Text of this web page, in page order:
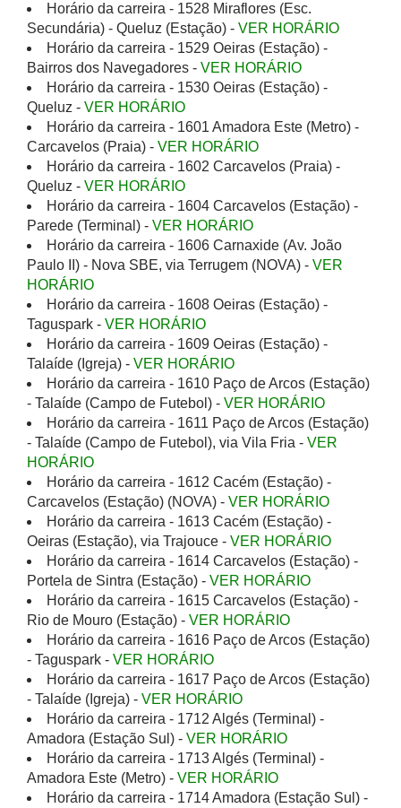
Horário da carreira - 1528 Miraflores (Esc.
Secundária) - Queluz (Estação) - VER HORÁRIO
Horário da carreira - 1529 Oeiras (Estação) -
Bairros dos Navegadores - VER HORÁRIO
Horário da carreira - 1530 Oeiras (Estação) -
Queluz - VER HORÁRIO
Horário da carreira - 1601 Amadora Este (Metro) -
Carcavelos (Praia) - VER HORÁRIO
Horário da carreira - 1602 Carcavelos (Praia) -
Queluz - VER HORÁRIO
Horário da carreira - 1604 Carcavelos (Estação) -
Parede (Terminal) - VER HORÁRIO
Horário da carreira - 1606 Carnaxide (Av. João
Paulo II) - Nova SBE, via Terrugem (NOVA) - VER
HORÁRIO
Horário da carreira - 1608 Oeiras (Estação) -
Taguspark - VER HORÁRIO
Horário da carreira - 1609 Oeiras (Estação) -
Talaíde (Igreja) - VER HORÁRIO
Horário da carreira - 1610 Paço de Arcos (Estação)
- Talaíde (Campo de Futebol) - VER HORÁRIO
Horário da carreira - 1611 Paço de Arcos (Estação)
- Talaíde (Campo de Futebol), via Vila Fria - VER
HORÁRIO
Horário da carreira - 1612 Cacém (Estação) -
Carcavelos (Estação) (NOVA) - VER HORÁRIO
Horário da carreira - 1613 Cacém (Estação) -
Oeiras (Estação), via Trajouce - VER HORÁRIO
Horário da carreira - 1614 Carcavelos (Estação) -
Portela de Sintra (Estação) - VER HORÁRIO
Horário da carreira - 1615 Carcavelos (Estação) -
Rio de Mouro (Estação) - VER HORÁRIO
Horário da carreira - 1616 Paço de Arcos (Estação)
- Taguspark - VER HORÁRIO
Horário da carreira - 1617 Paço de Arcos (Estação)
- Talaíde (Igreja) - VER HORÁRIO
Horário da carreira - 1712 Algés (Terminal) -
Amadora (Estação Sul) - VER HORÁRIO
Horário da carreira - 1713 Algés (Terminal) -
Amadora Este (Metro) - VER HORÁRIO
Horário da carreira - 1714 Amadora (Estação Sul) -